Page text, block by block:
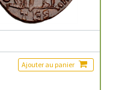
Ajouter au panier